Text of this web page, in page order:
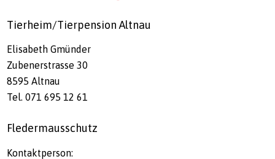
Tierheim/Tierpension Altnau
Elisabeth Gmünder
Zubenerstrasse 30
8595 Altnau
Tel. 071 695 12 61
Fledermausschutz
Kontaktperson: